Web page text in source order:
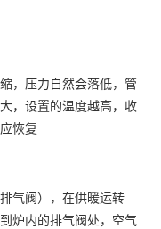
，压力自然会落低，管
，设置的温度越高，收
恢复
气阀），在供暖运转
炉内的排气阀处，空气